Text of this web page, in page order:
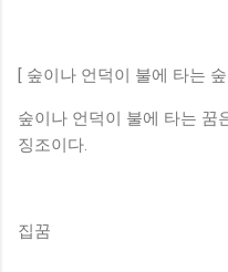
[ 숲이나 언덕이 불에 타는
숲이나 언덕이 불에 타는 꿈
징조이다.
집꿈